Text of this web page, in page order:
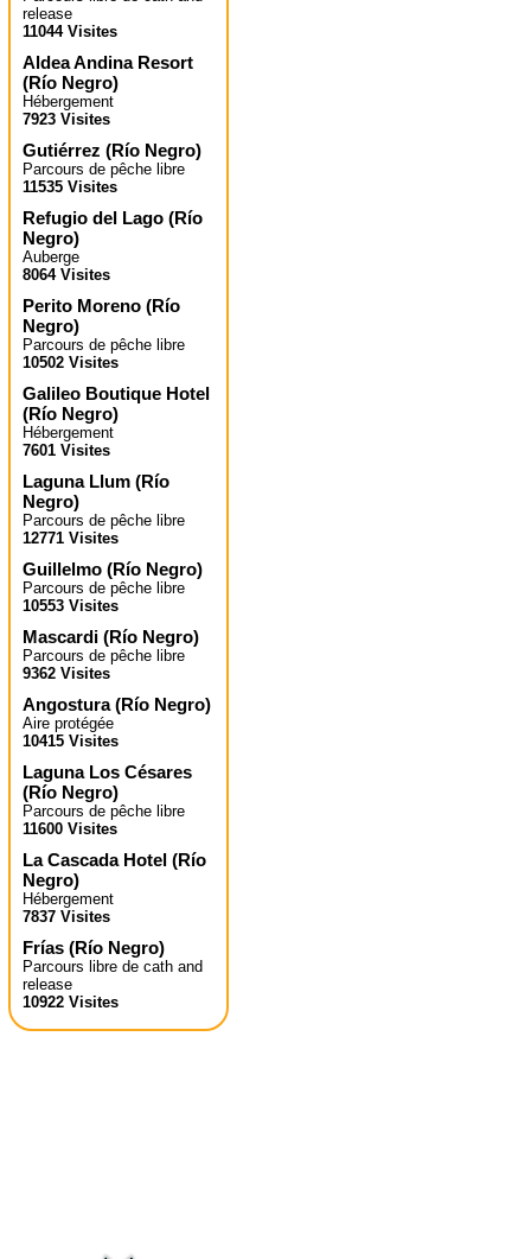
release
11044 Visites
Aldea Andina Resort
(Río Negro)
Hébergement
7923 Visites
Gutiérrez (Río Negro)
Parcours de pêche libre
11535 Visites
Refugio del Lago (Río
Negro)
Auberge
8064 Visites
Perito Moreno (Río
Negro)
Parcours de pêche libre
10502 Visites
Galileo Boutique Hotel
(Río Negro)
Hébergement
7601 Visites
Laguna Llum (Río
Negro)
Parcours de pêche libre
12771 Visites
Guillelmo (Río Negro)
Parcours de pêche libre
10553 Visites
Mascardi (Río Negro)
Parcours de pêche libre
9362 Visites
Angostura(Río Negro)
Aire protégée
10415 Visites
Laguna Los Césares
(Río Negro)
Parcours de pêche libre
11600 Visites
La Cascada Hotel (Río
Negro)
Hébergement
7837 Visites
Frías (Río Negro)
Parcours libre de cath and
release
10922 Visites